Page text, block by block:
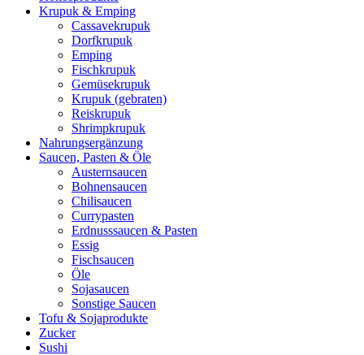
Krupuk & Emping
Cassavekrupuk
Dorfkrupuk
Emping
Fischkrupuk
Gemüsekrupuk
Krupuk (gebraten)
Reiskrupuk
Shrimpkrupuk
Nahrungsergänzung
Saucen, Pasten & Öle
Austernsaucen
Bohnensaucen
Chilisaucen
Currypasten
Erdnusssaucen & Pasten
Essig
Fischsaucen
Öle
Sojasaucen
Sonstige Saucen
Tofu & Sojaprodukte
Zucker
Sushi